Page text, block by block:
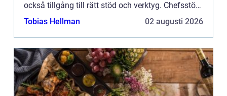
också tillgång till rätt stöd och verktyg. Chefsstöd
spelar en avg&ou...
Tobias Hellman 02 augusti 2026